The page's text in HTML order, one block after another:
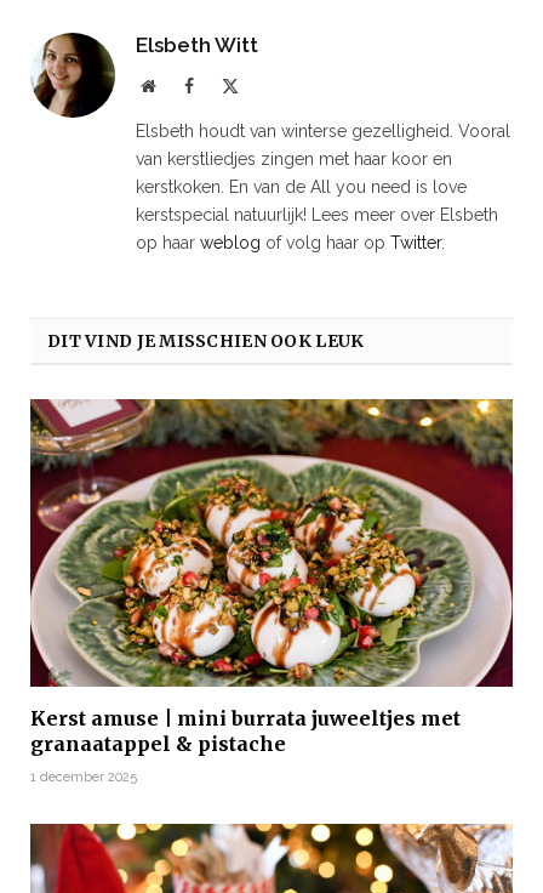
Elsbeth Witt
WebsiteFacebook
Elsbeth houdt van winterse gezelligheid. Vooral
van kerstliedjes zingen met haar koor en
kerstkoken. En van de All you need is love
kerstspecial natuurlijk! Lees meer over Elsbeth
op haar weblog of volg haar op Twitter.
DIT VIND JE MISSCHIEN OOK LEUK
Kerst amuse | mini burrata juweeltjes met
granaatappel & pistache
1 december 2025